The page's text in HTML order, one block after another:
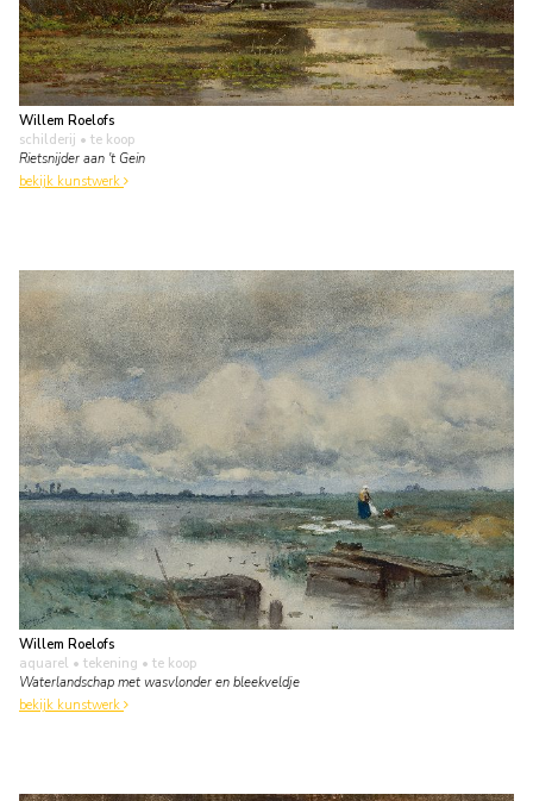
Willem Roelofs
schilderij • te koop
Rietsnijder aan 't Gein
bekijk kunstwerk
Willem Roelofs
aquarel • tekening • te koop
Waterlandschap met wasvlonder en bleekveldje
bekijk kunstwerk